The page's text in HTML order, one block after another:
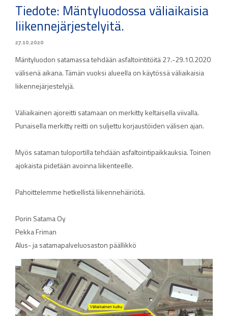
Tiedote: Mäntyluodossa väliaikaisia
liikennejärjestelyitä.
27.10.2020
Mäntyluodon satamassa tehdään asfaltointitöitä 27.-29.10.2020
välisenä aikana. Tämän vuoksi alueella on käytössä väliaikaisia
liikennejärjestelyjä.
Väliaikainen ajoreitti satamaan on merkitty keltaisella viivalla.
Punaisella merkitty reitti on suljettu korjaustöiden välisen ajan.
Myös sataman tuloportilla tehdään asfaltointipaikkauksia. Toinen
ajokaista pidetään avoinna liikenteelle.
Pahoittelemme hetkellistä liikennehäiriötä.
Porin Satama Oy
Pekka Friman
Alus- ja satamapalveluosaston päällikkö